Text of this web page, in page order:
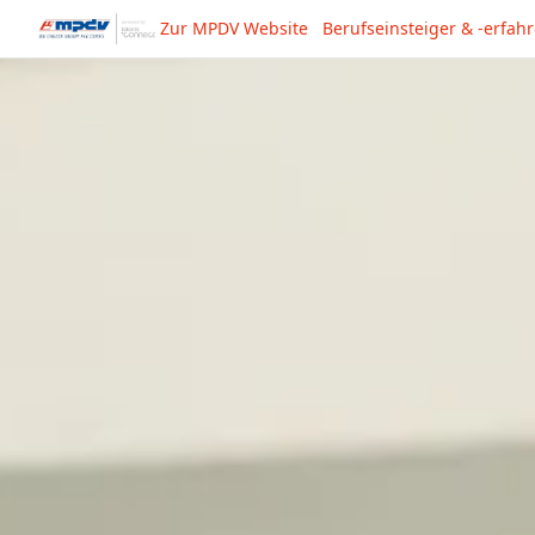
Zur MPDV Website Berufseinsteiger & -